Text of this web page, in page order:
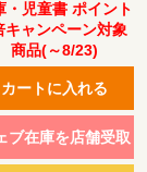
・児童書 ポイント
キャンペーン対象
商品(～8/23)